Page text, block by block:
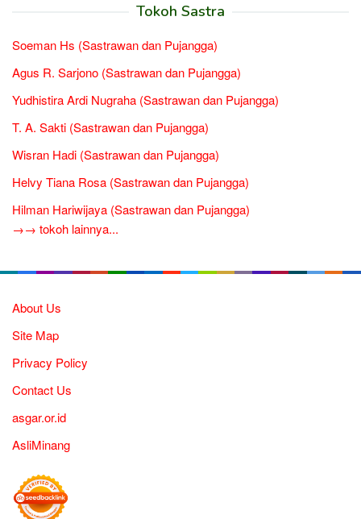
Tokoh Sastra
Soeman Hs (Sastrawan dan Pujangga)
Agus R. Sarjono (Sastrawan dan Pujangga)
Yudhistira Ardi Nugraha (Sastrawan dan Pujangga)
T. A. Sakti (Sastrawan dan Pujangga)
Wisran Hadi (Sastrawan dan Pujangga)
Helvy Tiana Rosa (Sastrawan dan Pujangga)
Hilman Hariwijaya (Sastrawan dan Pujangga)
→→ tokoh lainnya...
About Us
Site Map
Privacy Policy
Contact Us
asgar.or.id
AsliMinang